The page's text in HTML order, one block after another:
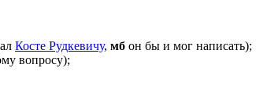
Косте Рудкевичу, мб он бы и мог написать);
вопросу);